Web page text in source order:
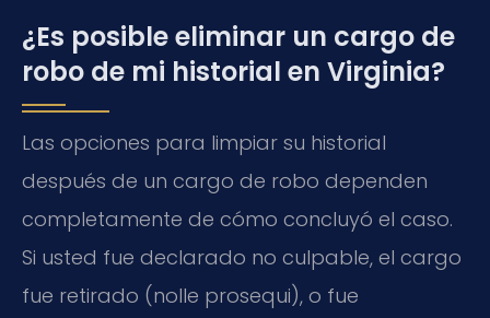
¿Es posible eliminar un cargo de
robo de mi historial en Virginia?
Las opciones para limpiar su historial
después de un cargo de robo dependen
completamente de cómo concluyó el caso.
Si usted fue declarado no culpable, el cargo
fue retirado (nolle prosequi), o fue